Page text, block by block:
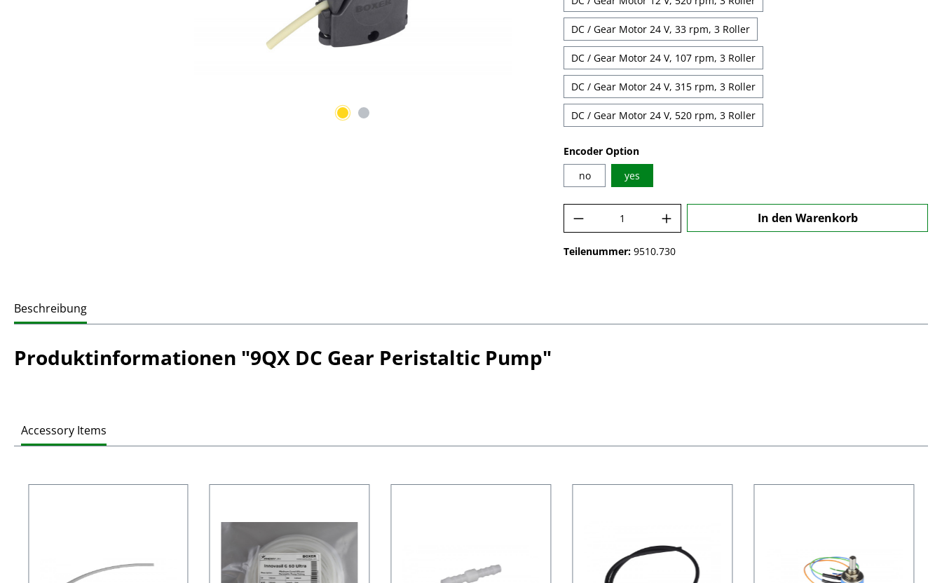
DC / Gear Motor 24 V, 33 rpm, 3 Roller
DC / Gear Motor 24 V, 107 rpm, 3 Roller
DC / Gear Motor 24 V, 315 rpm, 3 Roller
DC / Gear Motor 24 V, 520 rpm, 3 Roller
Encoder Optionauswählen
no
yes
Produkt Anzahl: Gib den gewünschten Wert
In den Warenkorb
Teilenummer: 9510.730
Beschreibung
Produktinformationen "9QX DC Gear Peristaltic Pump"
Accessory Items